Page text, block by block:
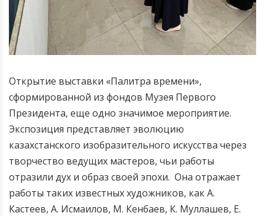
Открытие выставки «Палитра времени»,
сформированной из фондов Музея Первого
Президента, еще одно значимое мероприятие.
Экспозиция представляет эволюцию
казахстанского изобразительного искусства через
творчество ведущих мастеров, чьи работы
отразили дух и образ своей эпохи. Она отражает
работы таких известных художников, как А.
Кастеев, А. Исмаилов, М. Кенбаев, К. Муллашев, Е.